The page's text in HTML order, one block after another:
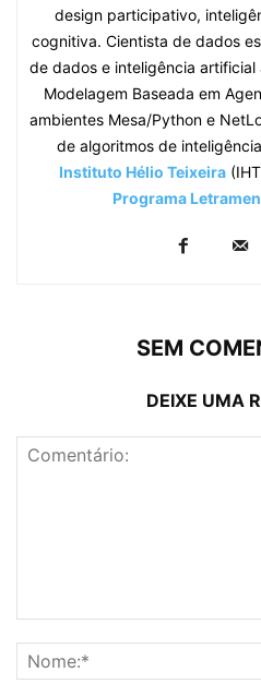
design participativo,
cognitiva. Cientista de dados
de dados e inteligência
Modelagem Baseada em
ambientes Mesa/Python e
de algoritmos de
Instituto Hélio Teixeira
Programa
SEM
DEIXE UMA